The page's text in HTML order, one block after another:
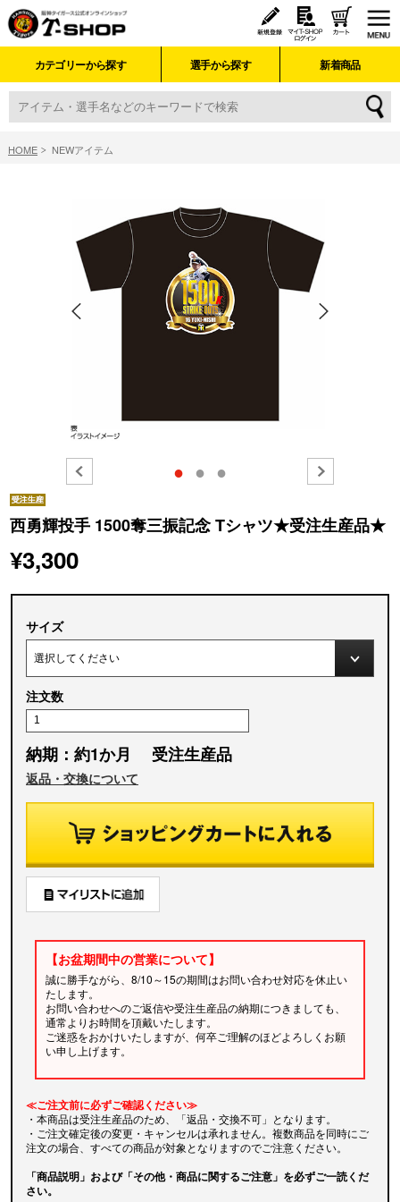
カテゴリーから探す 選手から探す 新着商品
HOME NEWアイテム
● ● ●
西勇輝投手 1500奪三振記念 Tシャツ★受注生産品★
¥3,300
サイズ
注文数
納期：約1か月 受注生産品
返品・交換について
【お盆期間中の営業について】
誠に勝手ながら、8/10～15の期間はお問い合わせ対応を休止い
たします。
お問い合わせへのご返信や受注生産品の納期につきましても、
通常よりお時間を頂戴いたします。
ご迷惑をおかけいたしますが、何卒ご理解のほどよろしくお願
い申し上げます。
≪ご注文前に必ずご確認ください≫
・本商品は受注生産品のため、「返品・交換不可」となります。
・ご注文確定後の変更・キャンセルは承れません。複数商品を同時にご
注文の場合、すべての商品が対象となりますのでご注意ください。
「商品説明」および「その他・商品に関するご注意」を必ずご一読くだ
さい。